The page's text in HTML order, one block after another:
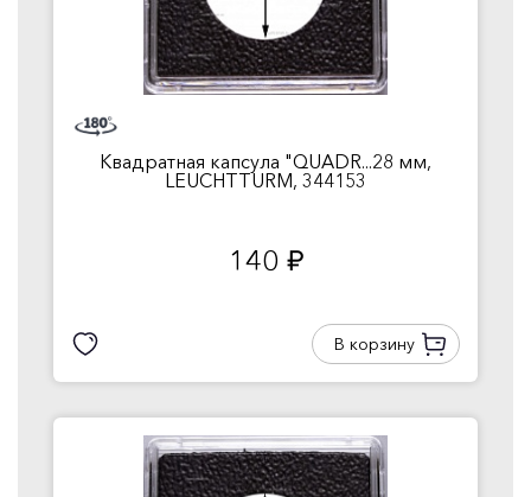
Квадратная капсула "QUADR...28 мм,
LEUCHTTURM, 344153
140 руб.
В корзину